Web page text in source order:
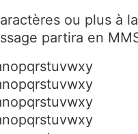
ou plus à
partira en